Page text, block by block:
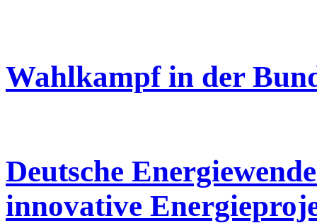
Wahlkampf in der
Deutsche
innovative